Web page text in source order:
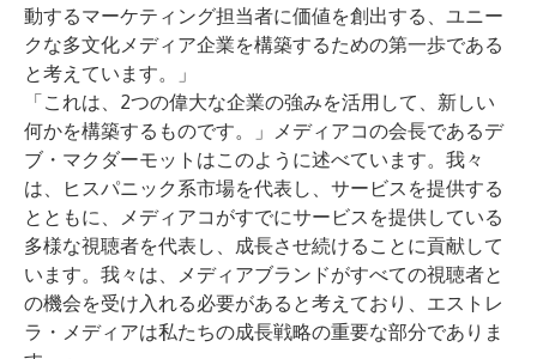
動するマーケティング担当者に価値を創出する、ユニー
クな多文化メディア企業を構築するための第一歩である
と考えています。」
「これは、2つの偉大な企業の強みを活用して、新しい
何かを構築するものです。」メディアコの会長であるデ
ブ・マクダーモットはこのように述べています。我々
は、ヒスパニック系市場を代表し、サービスを提供する
とともに、メディアコがすでにサービスを提供している
多様な視聴者を代表し、成長させ続けることに貢献して
います。我々は、メディアブランドがすべての視聴者と
の機会を受け入れる必要があると考えており、エストレ
ラ・メディアは私たちの成長戦略の重要な部分でありま